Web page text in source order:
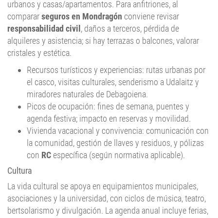
responsabilidad civil , daños a terceros, pérdida de
alquileres y asistencia; si hay terrazas o balcones, valorar
cristales y estética.
Recursos turísticos y experiencias: rutas urbanas por
el casco, visitas culturales, senderismo a Udalaitz y
miradores naturales de Debagoiena.
Picos de ocupación: fines de semana, puentes y
agenda festiva; impacto en reservas y movilidad.
Vivienda vacacional y convivencia: comunicación con
la comunidad, gestión de llaves y residuos, y pólizas
conRCespecífica (según normativa aplicable).
Cultura
La vida cultural se apoya en equipamientos municipales,
asociaciones y la universidad, con ciclos de música, teatro,
bertsolarismo y divulgación. La agenda anual incluye ferias,
mercados, deporte popular y propuestas de barrio. Para